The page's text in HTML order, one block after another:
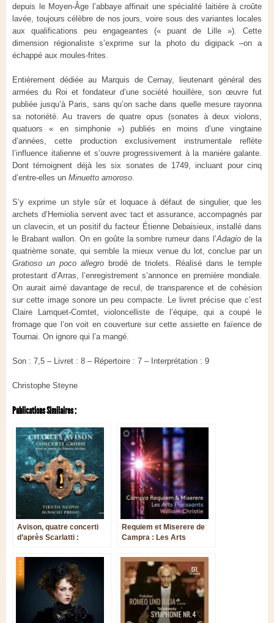
depuis le Moyen-Âge l’abbaye affinait une spécialité laitière à croûte
lavée, toujours célèbre de nos jours, voire sous des variantes locales
aux qualifications peu engageantes (« puant de Lille »). Cette
dimension régionaliste s’exprime sur la photo du digipack –on a
échappé aux moules-frites.
Entièrement dédiée au Marquis de Cernay, lieutenant général des
armées du Roi et fondateur d’une société houillère, son œuvre fut
publiée jusqu’à Paris, sans qu’on sache dans quelle mesure rayonna
sa notoriété. Au travers de quatre opus (sonates à deux violons,
quatuors « en simphonie ») publiés en moins d’une vingtaine
d’années, cette production exclusivement instrumentale reflète
l’influence italienne et s’ouvre progressivement à la manière galante.
Dont témoignent déjà les six sonates de 1749, incluant pour cinq
d’entre-elles un Minuetto amoroso
S’y exprime un style sûr et loquace à défaut de singulier, que les
archets d’Hemiolia servent avec tact et assurance, accompagnés par
un clavecin, et un positif du facteur Étienne Debaisieux, installé dans
le Brabant wallon. On en goûte la sombre rumeur dans l’Adagio de la
quatrième sonate, qui semble la mieux venue du lot, conclue par un
Gratioso un poco allegro brodé de triolets. Réalisé dans le temple
protestant d’Arras, l’enregistrement s’annonce en première mondiale.
On aurait aimé davantage de recul, de transparence et de cohésion
sur cette image sonore un peu compacte. Le livret précise que c’est
Claire Lamquet-Comtet, violoncelliste de l’équipe, qui a coupé le
fromage que l’on voit en couverture sur cette assiette en faïence de
Tournai. On ignore qui l’a mangé.
Son : 7,5 – Livret : 8 – Répertoire : 7 – Interprétation : 9
Christophe Steyne
Publications Similaires :
Avison, quatre concerti
d’après Scarlatti :
une vaillante équipe
espagnole
Requiem et Miserere de
Campra : Les Arts
leur générosité